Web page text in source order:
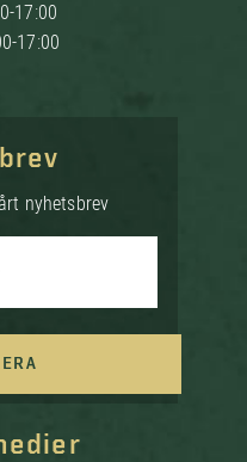
17:00
17:00
nyhetsbrev